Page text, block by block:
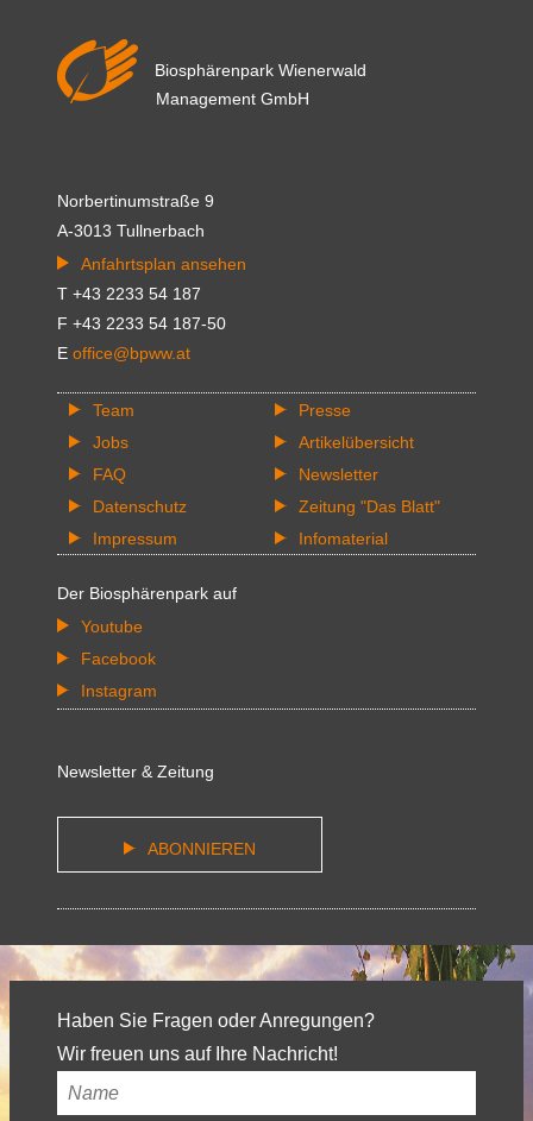
Biosphärenpark Wienerwald
Management GmbH
Norbertinumstraße 9
A-3013 Tullnerbach
Anfahrtsplan ansehen
T +43 2233 54 187
F +43 2233 54 187-50
E office@bpww.at
Team
Jobs
FAQ
Datenschutz
Impressum
Presse
Artikelübersicht
Newsletter
Zeitung "Das Blatt"
Infomaterial
Der Biosphärenpark auf
Youtube
Facebook
Instagram
Newsletter & Zeitung
ABONNIEREN
Haben Sie Fragen oder Anregungen?
Wir freuen uns auf Ihre Nachricht!
Ihr